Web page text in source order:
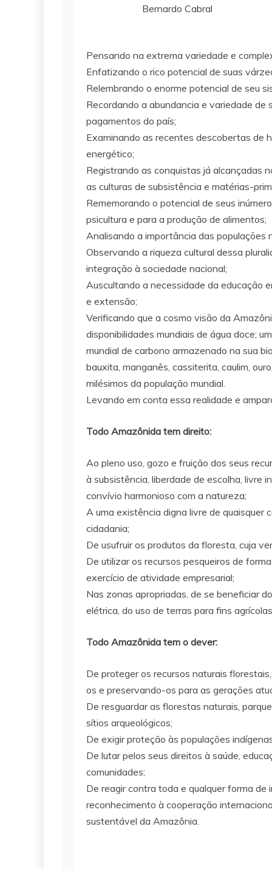
Bernardo Cabral
Pensando na extrema variedade e
Enfatizando o rico potencial de suas
Relembrando o enorme potencial de seu
Recordando a abundancia e variedade de
pagamentos do país;
Examinando as recentes descobertas de
energético;
Registrando as conquistas já alcançadas
as culturas de subsistência e matérias-
Rememorando o potencial de seus
psicultura e para a produção de alimentos;
Analisando a importância das populações
Observando a riqueza cultural dessa
integração à sociedade nacional;
Auscultando a necessidade da educação
e extensão;
Verificando que a cosmo visão da
disponibilidades mundiais de água doce;
mundial de carbono armazenado na sua
bauxita, manganês, cassiterita, caulim,
milésimos da população mundial.
Levando em conta essa realidade e
Todo Amazônida tem direito:
Ao pleno uso, gozo e fruição dos seus
à subsistência, liberdade de escolha, livre
convívio harmonioso com a natureza;
A uma existência digna livre de quaisquer
cidadania;
De usufruir os produtos da floresta, cuja
De utilizar os recursos pesqueiros de
exercício de atividade empresarial;
Nas zonas apropriadas, de se beneficiar
elétrica, do uso de terras para fins
Todo Amazônida tem o dever:
De proteger os recursos naturais
os e preservando-os para as gerações
De resguardar as florestas naturais,
sítios arqueológicos;
De exigir proteção às populações
De lutar pelos seus direitos à saúde,
comunidades;
De reagir contra toda e qualquer forma
reconhecimento à cooperação
sustentável da Amazônia.